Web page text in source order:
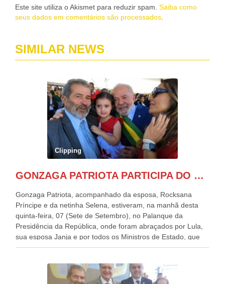
Este site utiliza o Akismet para reduzir spam. Saiba como
seus dados em comentários são processados.
SIMILAR NEWS
Clipping
GONZAGA PATRIOTA PARTICIPA DO DESFILE DA INDEPENDÊNCIA NO PALANQUE DA PRESIDÊNCIA DA REPÚBLICA E É ABRAÇADO POR LULA E POR GERALDO ALCKMIN.
Gonzaga Patriota, acompanhado da esposa, Rocksana
Príncipe e da netinha Selena, estiveram, na manhã desta
quinta-feira, 07 (Sete de Setembro), no Palanque da
Presidência da República, onde foram abraçados por Lula,
sua esposa Janja e por todos os Ministros de Estado, que
estavam presentes, nos Desfiles da Independência da
outros desfiles, na Esplanada dos Ministérios, disse ter sido
o deste ano, o maior e o mais organizado de todos. “Há